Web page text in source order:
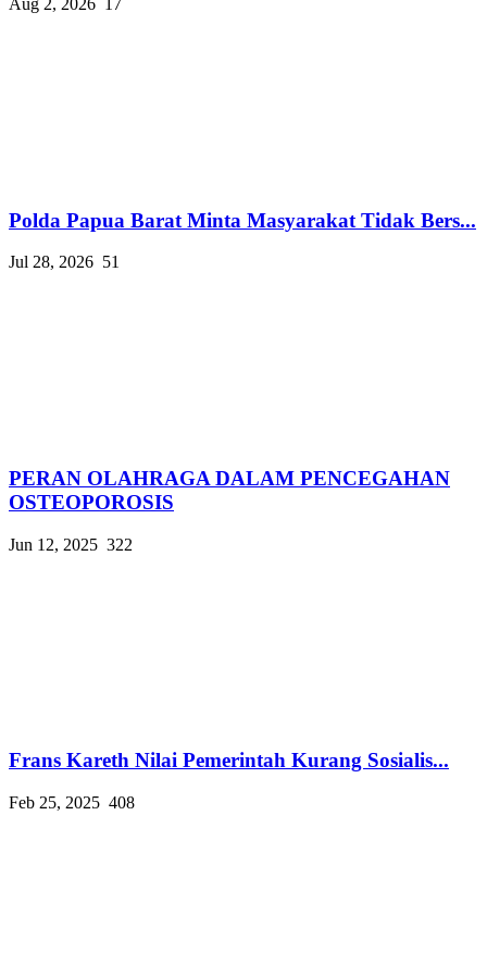
Polda Papua Barat Minta Masyarakat Tidak Bers...
Jul 28, 2026 51
PERAN OLAHRAGA DALAM PENCEGAHAN
OSTEOPOROSIS
Jun 12, 2025 322
Frans Kareth Nilai Pemerintah Kurang Sosialis...
Feb 25, 2025 408